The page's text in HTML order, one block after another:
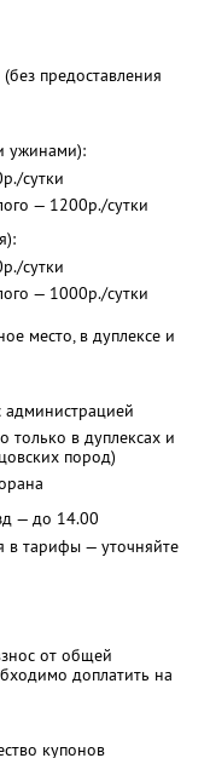
предоставления
ужинами):
сутки
— 1200р./сутки
сутки
— 1000р./сутки
место, в дуплексе и
администрацией
в дуплексах и
пород)
— до 14.00
в тарифы — уточняйте
от общей
доплатить на
купонов